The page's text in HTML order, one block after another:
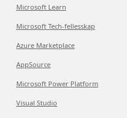
Microsoft Learn
Microsoft Tech-fellesskap
Azure Marketplace
AppSource
Microsoft Power Platform
Visual Studio